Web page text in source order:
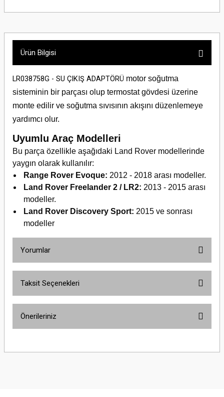
Ürün Bilgisi
LR038758G - SU ÇIKIŞ ADAPTÖRÜ motor soğutma
sisteminin bir parçası olup termostat gövdesi üzerine
monte edilir ve soğutma sıvısının akışını düzenlemeye
yardımcı olur.
Uyumlu Araç Modelleri
Bu parça özellikle aşağıdaki Land Rover modellerinde
yaygın olarak kullanılır:
Range Rover Evoque: 2012 - 2018 arası modeller.
Land Rover Freelander 2 / LR2: 2013 - 2015 arası
modeller.
Land Rover Discovery Sport: 2015 ve sonrası
modeller
Yorumlar
Taksit Seçenekleri
Önerileriniz
yetersiz gördüğünüz noktaları öneri formunu kullanarak tarafımıza